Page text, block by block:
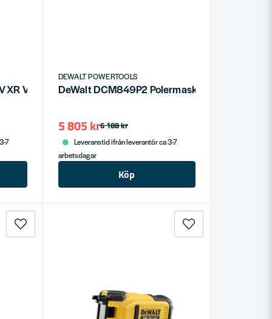
DeWalt DCN701NKIT 18V XR Verktygskit (utan batteri)
7
DEWALT POWERTOOLS
DeWalt DCM849P2 Polermaskin 18V XR
6 188 kr
5 805 kr
Leveranstid ifrån leverantör ca 3-7
arbetsdagar
Köp